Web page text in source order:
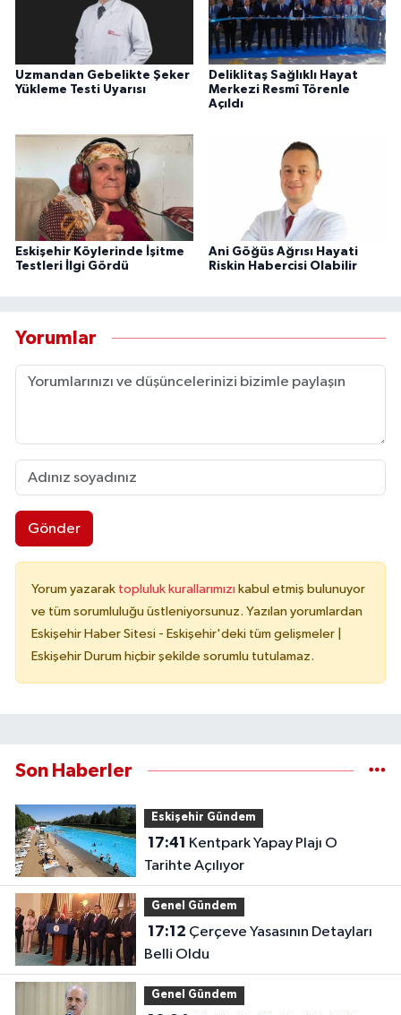
Uzmandan Gebelikte Şeker
Yükleme Testi Uyarısı
Deliklitaş Sağlıklı Hayat
Merkezi Resmî Törenle
Açıldı
Eskişehir Köylerinde İşitme
Testleri İlgi Gördü
Ani Göğüs Ağrısı Hayati
Riskin Habercisi Olabilir
Yorumlar
Gönder
Yorum yazarak topluluk kurallarımızı kabul etmiş bulunuyor
ve tüm sorumluluğu üstleniyorsunuz. Yazılan yorumlardan
Eskişehir Haber Sitesi - Eskişehir'deki tüm gelişmeler |
Eskişehir Durum hiçbir şekilde sorumlu tutulamaz.
Son Haberler
Eskişehir Gündem
17:41
Tarihte Açılıyor
Genel Gündem
17:12
Belli Oldu
Genel Gündem